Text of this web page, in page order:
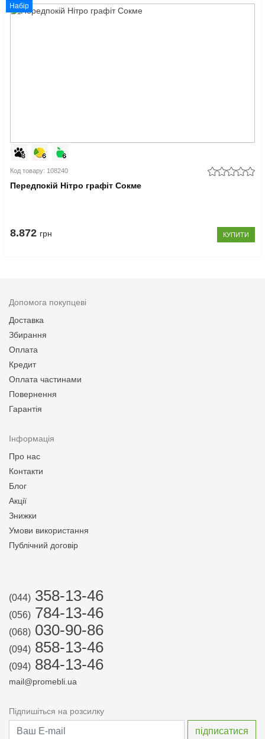
Набір
Код товару: 108240
Передпокій Нітро графіт Сокме
8.872 грн КУПИТИ
Допомога покупцеві
Доставка
Збирання
Оплата
Кредит
Оплата частинами
Повернення
Гарантія
Інформація
Про нас
Контакти
Блог
Акції
Знижки
Умови використання
Публічний договір
(044) 358-13-46
(056) 784-13-46
(068) 030-90-86
(094) 858-13-46
(094) 884-13-46
mail@promebli.ua
Підпишіться на розсилку